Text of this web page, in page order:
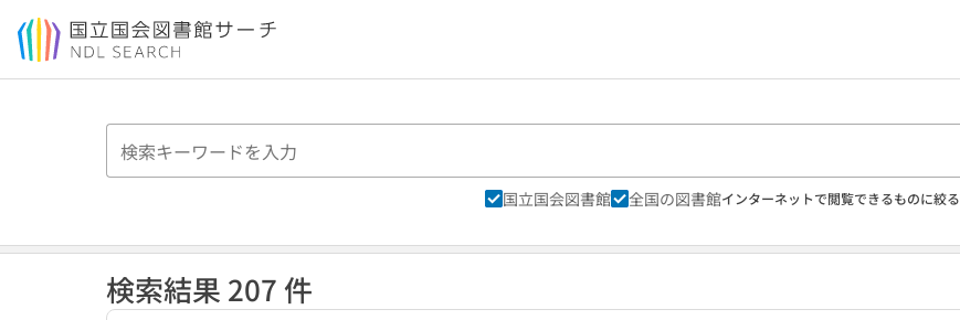
本文へ移動
国立国会図書館 全国の図書館インターネットで閲覧できるものに絞る
検索結果 207 件